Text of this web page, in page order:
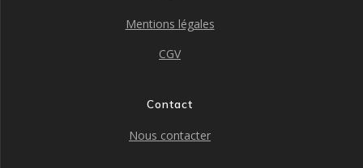
Mentions légales
CGV
Contact
Nous contacter